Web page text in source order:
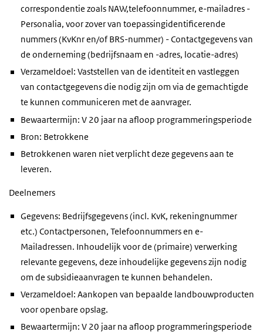
correspondentie zoals NAW,telefoonnummer, e-mailadres -
Personalia, voor zover van toepassingidentificerende
nummers (KvKnr en/of BRS-nummer) - Contactgegevens van
de onderneming (bedrijfsnaam en -adres, locatie-adres)
Verzameldoel: Vaststellen van de identiteit en vastleggen
van contactgegevens die nodig zijn om via de gemachtigde
te kunnen communiceren met de aanvrager.
Bewaartermijn: V 20 jaar na afloop programmeringsperiode
Bron: Betrokkene
Betrokkenen waren niet verplicht deze gegevens aan te
leveren.
Deelnemers
Gegevens: Bedrijfsgegevens (incl. KvK, rekeningnummer
etc.) Contactpersonen, Telefoonnummers en e-
Mailadressen. Inhoudelijk voor de (primaire) verwerking
relevante gegevens, deze inhoudelijke gegevens zijn nodig
om de subsidieaanvragen te kunnen behandelen.
Verzameldoel: Aankopen van bepaalde landbouwproducten
voor openbare opslag.
Bewaartermijn: V 20 jaar na afloop programmeringsperiode